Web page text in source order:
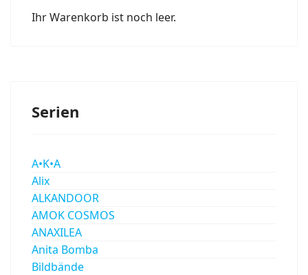
Ihr Warenkorb ist noch leer.
Serien
A•K•A
Alix
ALKANDOOR
AMOK COSMOS
ANAXILEA
Anita Bomba
Bildbände